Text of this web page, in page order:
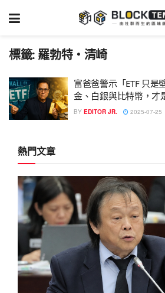
標籤: 羅勃特・清崎
富爸爸警示「ETF 只是
金、白銀與比特幣，才
BY EDITOR JR. 2025-07-25
熱門文章